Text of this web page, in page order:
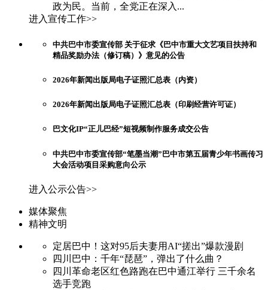
政为民。当前，全党正在深入...
进入宣传工作>>
中共巴中市委宣传部 关于征求《巴中市重大文艺项目扶持和
精品奖励办法（修订稿）》意见的公告
2026年新闻出版局电子证照汇总表（内资）
2026年新闻出版局电子证照汇总表（印刷经营许可证）
巴文化IP“正儿巴经”短视频制作服务成交公告
中共巴中市委宣传部“笔墨当潮”巴中市第五届青少年书画传习
大会活动项目采购意向公示
进入公示公告>>
媒体聚焦
精神文明
定居巴中！这对95后夫妻用AI“搓出”爆款漫剧
四川巴中：千年“琵琶”，弹出了什么曲？
四川革命老区红色路跑在巴中通江举行 三千余名
选手竞跑